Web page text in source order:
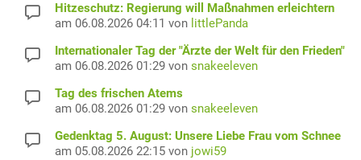
Hitzeschutz: Regierung will Maßnahmen erleichtern
am 06.08.2026 04:11 von littlePanda
Internationaler Tag der "Ärzte der Welt für den Frieden"
am 06.08.2026 01:29 von snakeeleven
Tag des frischen Atems
am 06.08.2026 01:29 von snakeeleven
Gedenktag 5. August: Unsere Liebe Frau vom Schnee
am 05.08.2026 22:15 von jowi59